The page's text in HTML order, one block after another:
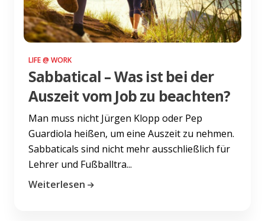
LIFE @ WORK
Sabbatical – Was ist bei der
Auszeit vom Job zu beachten?
Man muss nicht Jürgen Klopp oder Pep
Guardiola heißen, um eine Auszeit zu nehmen.
Sabbaticals sind nicht mehr ausschließlich für
Lehrer und Fußballtra...
Weiterlesen